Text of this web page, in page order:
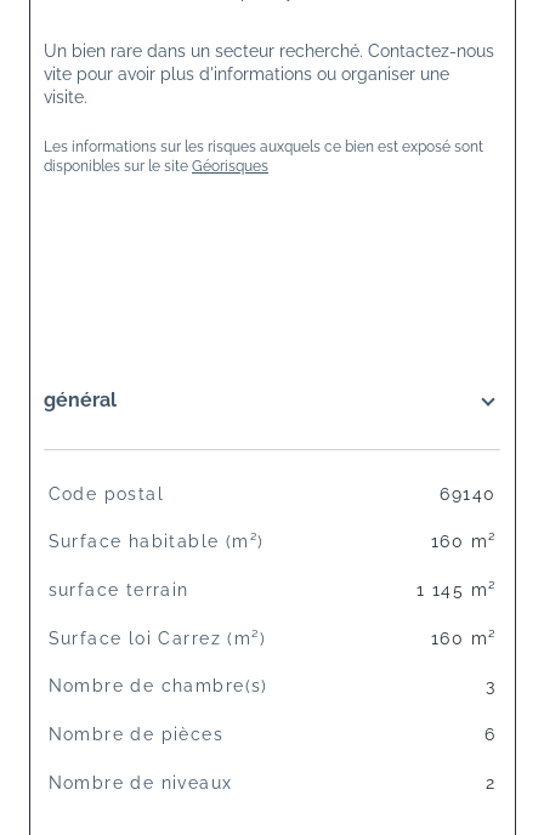
Un bien rare dans un secteur recherché. Contactez-nous
vite pour avoir plus d'informations ou organiser une
visite.
Les informations sur les risques auxquels ce bien est exposé sont
disponibles sur le site Géorisques
général
TRAD_SIROCCO_Caracteristique
Code postal 69140
Surface habitable (m²) 160 m²
surface terrain 1 145 m²
Surface loi Carrez (m²) 160 m²
Nombre de chambre(s) 3
Nombre de pièces 6
Nombre de niveaux 2